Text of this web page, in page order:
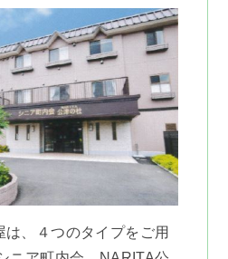
は、４つのタイプをご用